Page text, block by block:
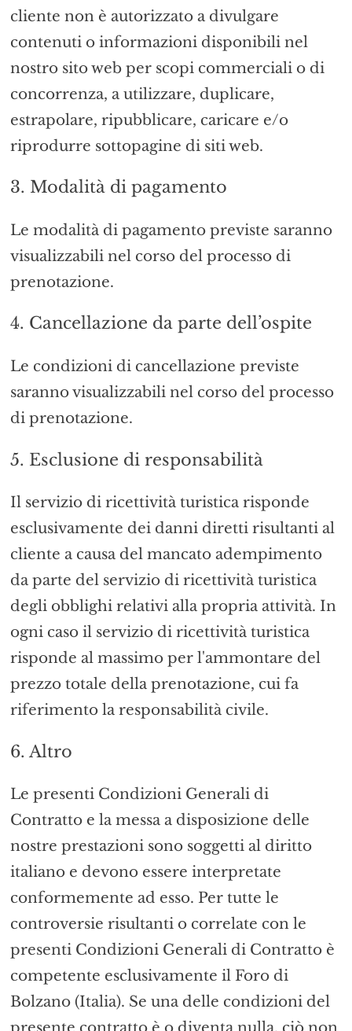
cliente non è autorizzato a divulgare
contenuti o informazioni disponibili nel
nostro sito web per scopi commerciali o di
concorrenza, a utilizzare, duplicare,
estrapolare, ripubblicare, caricare e/o
riprodurre sottopagine di siti web.
3. Modalità di pagamento
Le modalità di pagamento previste saranno
visualizzabili nel corso del processo di
prenotazione.
4. Cancellazione da parte dell’ospite
Le condizioni di cancellazione previste
saranno visualizzabili nel corso del processo
di prenotazione.
5. Esclusione di responsabilità
Il servizio di ricettività turistica risponde
esclusivamente dei danni diretti risultanti al
cliente a causa del mancato adempimento
da parte del servizio di ricettività turistica
degli obblighi relativi alla propria attività. In
ogni caso il servizio di ricettività turistica
risponde al massimo per l'ammontare del
prezzo totale della prenotazione, cui fa
riferimento la responsabilità civile.
6. Altro
Le presenti Condizioni Generali di
Contratto e la messa a disposizione delle
nostre prestazioni sono soggetti al diritto
italiano e devono essere interpretate
conformemente ad esso. Per tutte le
controversie risultanti o correlate con le
presenti Condizioni Generali di Contratto è
competente esclusivamente il Foro di
Bolzano (Italia). Se una delle condizioni del